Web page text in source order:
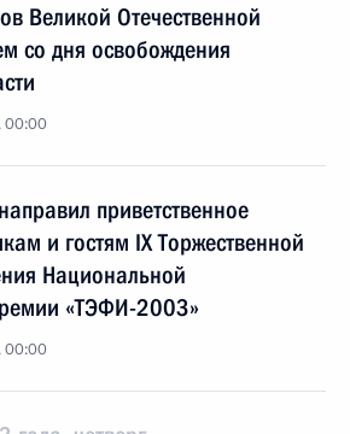
Великой Отечественной
со дня освобождения
00:00
приветственное
и гостям IX Торжественной
Национальной
«ТЭФИ-2003»
00:00